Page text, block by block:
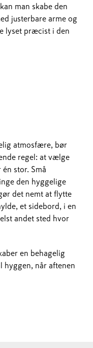
man skabe den
justerbare arme og
lyset præcist i den
atmosfære, bør
regel: at vælge
stor. Små
den hyggelige
det nemt at flytte
et sidebord, i en
andet sted hvor
en behagelig
hyggen, når aftenen